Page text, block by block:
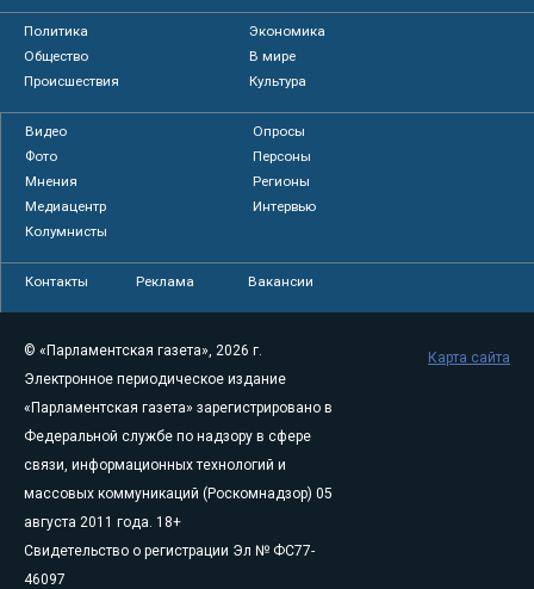
Политика
Экономика
Общество
В мире
Происшествия
Культура
Видео
Опросы
Фото
Персоны
Мнения
Регионы
Медиацентр
Интервью
Колумнисты
Контакты Реклама Вакансии
© «Парламентская газета», 2026 г.
Электронное периодическое издание
«Парламентская газета» зарегистрировано в
Федеральной службе по надзору в сфере
связи, информационных технологий и
массовых коммуникаций (Роскомнадзор) 05
августа 2011 года. 18+
Свидетельство о регистрации Эл № ФС77-
46097
Карта сайта